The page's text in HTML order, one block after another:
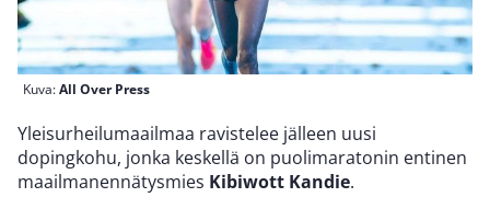
Kuva:All Over Press
Yleisurheilumaailmaa ravistelee jälleen uusi
dopingkohu, jonka keskellä on puolimaratonin entinen
maailmanennätysmies Kibiwott Kandie.